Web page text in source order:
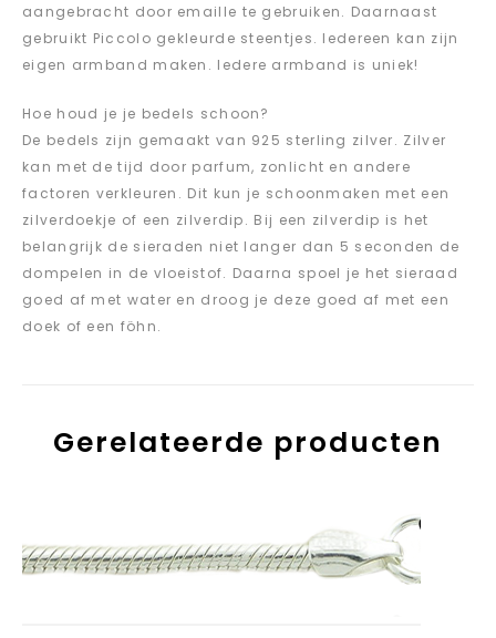
aangebracht door emaille te gebruiken. Daarnaast
gebruikt Piccolo gekleurde steentjes. Iedereen kan zijn
eigen armband maken. Iedere armband is uniek!
Hoe houd je je bedels schoon?
De bedels zijn gemaakt van 925 sterling zilver. Zilver
kan met de tijd door parfum, zonlicht en andere
factoren verkleuren. Dit kun je schoonmaken met een
zilverdoekje of een zilverdip. Bij een zilverdip is het
belangrijk de sieraden niet langer dan 5 seconden de
dompelen in de vloeistof. Daarna spoel je het sieraad
goed af met water en droog je deze goed af met een
doek of een föhn.
Gerelateerde producten